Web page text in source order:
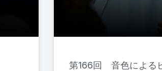
第166回 音色による